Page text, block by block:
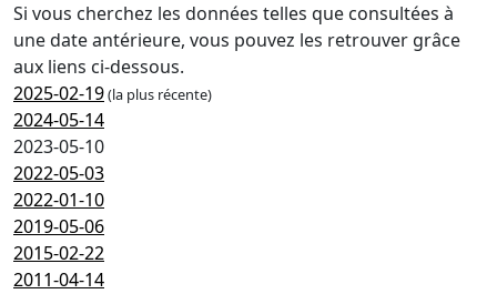
Si vous cherchez les données telles que consultées à
une date antérieure, vous pouvez les retrouver grâce
aux liens ci-dessous.
2025-02-19(la plus récente)
2024-05-14
2023-05-10
2022-05-03
2022-01-10
2019-05-06
2015-02-22
2011-04-14